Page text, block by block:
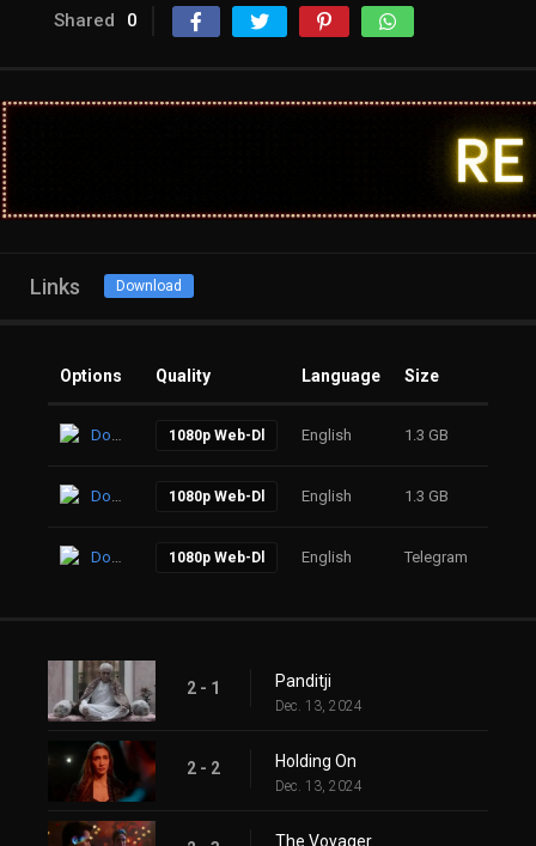
Shared 0
Links Download
Options Quality Language Size
Download 1080p Web-Dl English 1.3 GB
Download 1080p Web-Dl English 1.3 GB
Download 1080p Web-Dl English Telegram
2 - 1 Panditji
Dec. 13, 2024
2 - 2 Holding On
Dec. 13, 2024
The Voyager